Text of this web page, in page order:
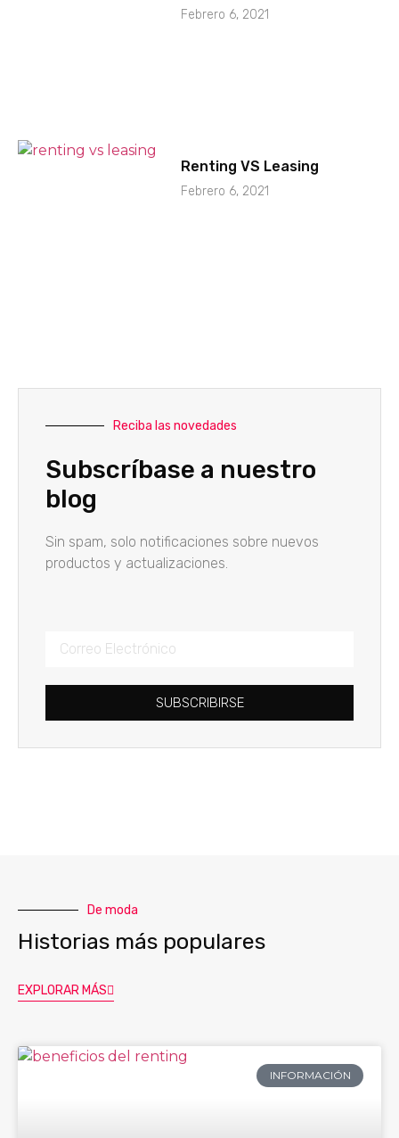
Febrero 6, 2021
Renting VS Leasing
Febrero 6, 2021
Reciba las novedades
Subscríbase a nuestro
blog
Sin spam, solo notificaciones sobre nuevos
productos y actualizaciones.
SUBSCRIBIRSE
De moda
Historias más populares
EXPLORAR MÁS
INFORMACIÓN